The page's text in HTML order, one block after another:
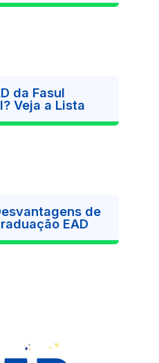
da Fasul
Veja a Lista
de
EAD